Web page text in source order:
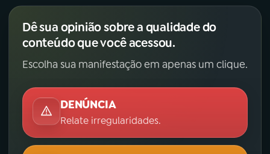
Dê sua opinião sobre a qualidade do
conteúdo que você acessou.
Escolha sua manifestação em apenas um clique.
DENÚNCIA
Relate irregularidades.